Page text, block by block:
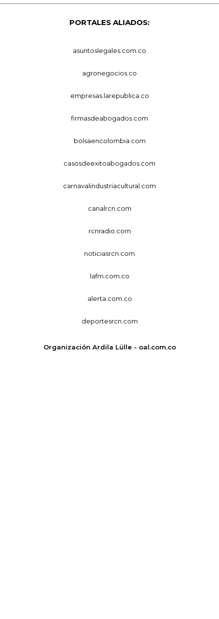
PORTALES ALIADOS:
asuntoslegales.com.co
agronegocios.co
empresas.larepublica.co
firmasdeabogados.com
bolsaencolombia.com
casosdeexitoabogados.com
carnavalindustriacultural.com
canalrcn.com
rcnradio.com
noticiasrcn.com
lafm.com.co
alerta.com.co
deportesrcn.com
Organización Ardila Lülle - oal.com.co